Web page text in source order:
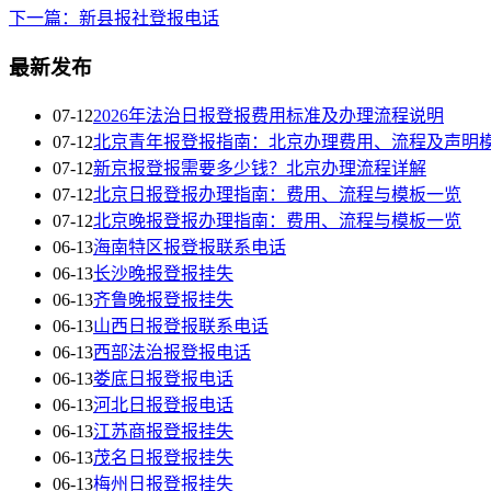
下一篇：新县报社登报电话
最新发布
07-122026年法治日报登报费用标准及办理流程说明
07-12北京青年报登报指南：北京办理费用、流程及声明
07-12新京报登报需要多少钱？北京办理流程详解
07-12北京日报登报办理指南：费用、流程与模板一览
07-12北京晚报登报办理指南：费用、流程与模板一览
06-13海南特区报登报联系电话
06-13长沙晚报登报挂失
06-13齐鲁晚报登报挂失
06-13山西日报登报联系电话
06-13西部法治报登报电话
06-13娄底日报登报电话
06-13河北日报登报电话
06-13江苏商报登报挂失
06-13茂名日报登报挂失
06-13梅州日报登报挂失